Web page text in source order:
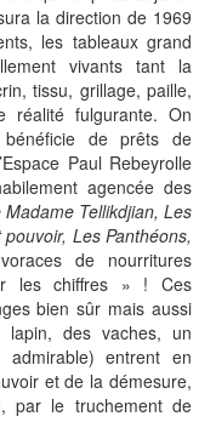
la direction de 1969
les tableaux grand
vivants tant la
tissu, grillage, paille,
réalité fulgurante. On
de prêts de
Paul Rebeyrolle
agencée des
Tellikdjian, Les
Les Panthéons,
de nourritures
les chiffres » ! Ces
bien sûr mais aussi
des vaches, un
admirable) entrent en
et de la démesure,
par le truchement de